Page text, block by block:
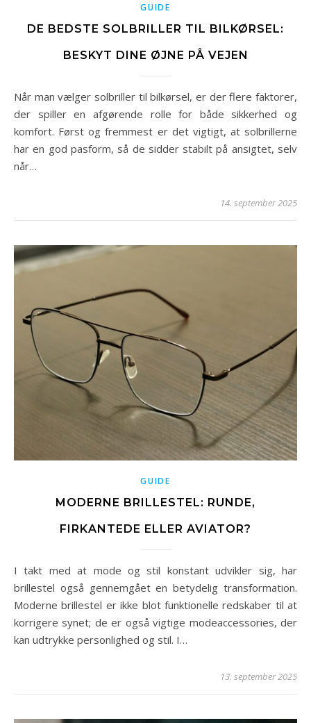
GUIDE
DE BEDSTE SOLBRILLER TIL BILKØRSEL:
BESKYT DINE ØJNE PÅ VEJEN
Når man vælger solbriller til bilkørsel, er der flere faktorer,
der spiller en afgørende rolle for både sikkerhed og
komfort. Først og fremmest er det vigtigt, at solbrillerne
har en god pasform, så de sidder stabilt på ansigtet, selv
når…
14. september 2025
GUIDE
MODERNE BRILLESTEL: RUNDE,
FIRKANTEDE ELLER AVIATOR?
I takt med at mode og stil konstant udvikler sig, har
brillestel også gennemgået en betydelig transformation.
Moderne brillestel er ikke blot funktionelle redskaber til at
korrigere synet; de er også vigtige modeaccessories, der
kan udtrykke personlighed og stil. I…
13. september 2025